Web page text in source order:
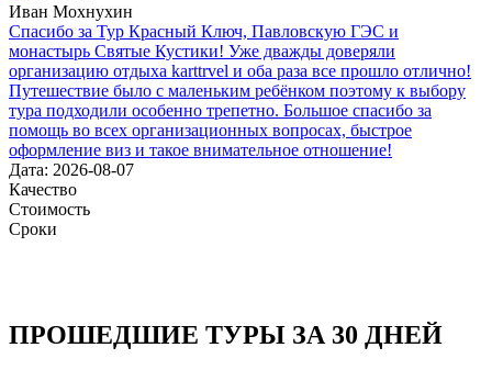
Иван Мохнухин
Спасибо за Тур Красный Ключ, Павловскую ГЭС и
монастырь Святые Кустики! Уже дважды доверяли
организацию отдыха karttrvel и оба раза все прошло отлично!
Путешествие было с маленьким ребёнком поэтому к выбору
тура подходили особенно трепетно. Большое спасибо за
помощь во всех организационных вопросах, быстрое
оформление виз и такое внимательное отношение!
Дата: 2026-08-07
Качество
Стоимость
Сроки
ПРОШЕДШИЕ ТУРЫ ЗА 30 ДНЕЙ